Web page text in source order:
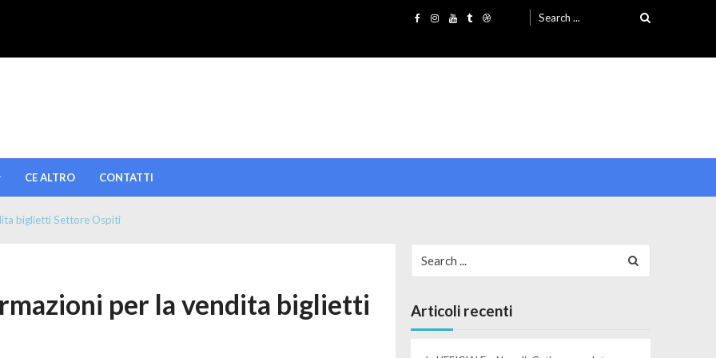
Search for:
CE ALTRO CONTATTI
biglietti Settore Ospiti
per la vendita biglietti
Articoli recenti